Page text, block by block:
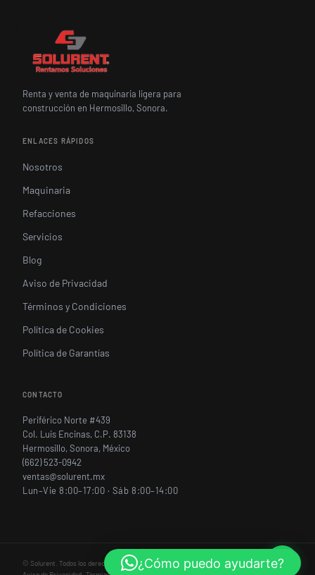
Renta y venta de maquinaria ligera para
construcción en Hermosillo, Sonora.
ENLACES RÁPIDOS
Nosotros
Maquinaria
Refacciones
Servicios
Blog
Aviso de Privacidad
Términos y Condiciones
Política de Cookies
Política de Garantías
CONTACTO
Periférico Norte #439
Col. Luis Encinas, C.P. 83138
Hermosillo, Sonora, México
(662) 523-0942
ventas@solurent.mx
Lun–Vie 8:00–17:00 · Sáb 8:00–14:00
© Solurent. Todos los derechos reservados.¿Cómo puedo ayudarte?